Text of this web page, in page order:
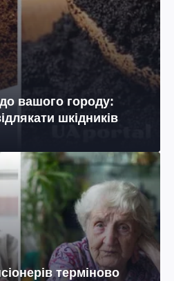
вашого городу:
шкідників
терміново